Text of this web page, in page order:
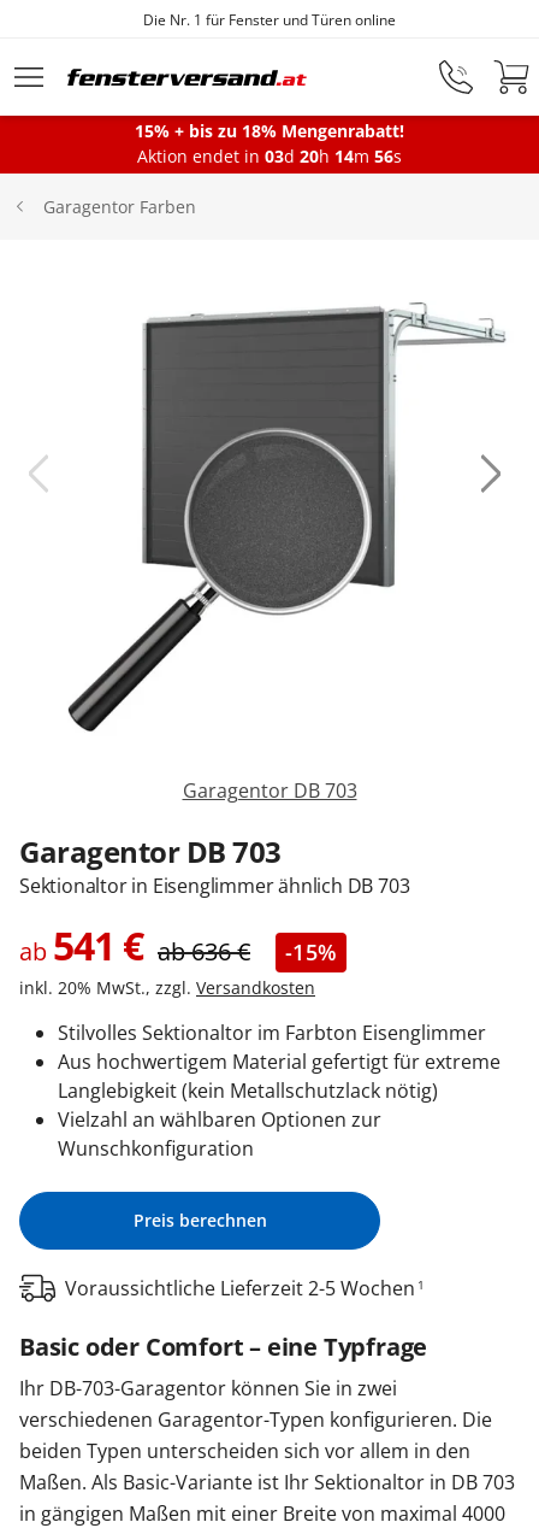
Zum Hauptinhalt springen
Fensterfabrik seit 1872
Fenster
Sonnenschutz
Zäune & Tore
Garagentore
Anmelden / Registrieren
15% + bis zu 18% Mengenrabatt!
Aktion endet in 03d 20h 14m 56s
Garagentor Farben
Garagentor DB 703
Garagentor DB 703
Sektionaltor in Eisenglimmer ähnlich DB 703
ab 541 € ab636€ -15%
inkl. 20% MwSt., zzgl. Versandkosten
Stilvolles Sektionaltor im Farbton Eisenglimmer
Aus hochwertigem Material gefertigt für extreme
Langlebigkeit (kein Metallschutzlack nötig)
Vielzahl an wählbaren Optionen zur
Wunschkonfiguration
Preis berechnen
Voraussichtliche Lieferzeit 2-5 Wochen 1
Basic oder Comfort – eine Typfrage
Ihr DB-703-Garagentor können Sie in zwei
verschiedenen Garagentor-Typen konfigurieren. Die
beiden Typen unterscheiden sich vor allem in den
Maßen. Als Basic-Variante ist Ihr Sektionaltor in DB 703
in gängigen Maßen mit einer Breite von maximal 4000